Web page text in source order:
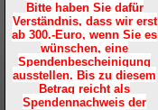
Bitte haben Sie dafür
Verständnis, dass wir erst
ab 300.-Euro, wenn Sie es
wünschen, eine
Spendenbescheinigung
ausstellen. Bis zu diesem
Betrag reicht als
Spendennachweis der